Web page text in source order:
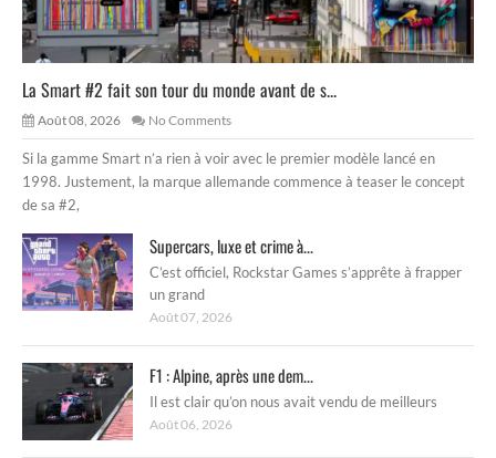
La Smart #2 fait son tour du monde avant de s...
Août 08, 2026 No Comments
Si la gamme Smart n’a rien à voir avec le premier modèle lancé en
1998. Justement, la marque allemande commence à teaser le concept
de sa #2,
Supercars, luxe et crime à...
C’est officiel, Rockstar Games s’apprête à frapper
un grand
Août 07, 2026
F1 : Alpine, après une dem...
Il est clair qu’on nous avait vendu de meilleurs
Août 06, 2026